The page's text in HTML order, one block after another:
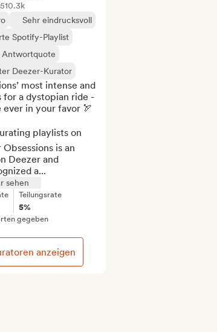
510.3k
Sehr eindrucksvoll
Spotify-Playlist
Antwortquote
Deezer-Kurator
most intense and
a dystopian ride -
ever in your favor 🏹
playlists on
is an
Deezer and
a...
sehen
Teilungsrate
5%
gegeben
anzeigen